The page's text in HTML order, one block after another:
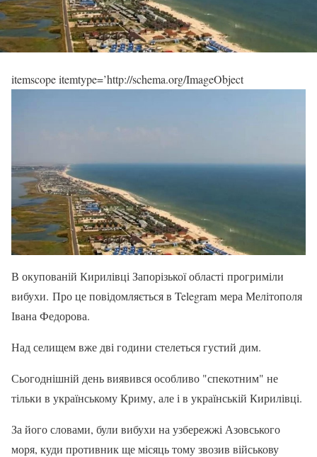
itemscope itemtype=’http://schema.org/ImageObject
В окупованій Кирилівці Запорізької області прогриміли
вибухи. Про це повідомляється в Telegram мера Мелітополя
Івана Федорова.
Над селищем вже дві години стелеться густий дим.
Сьогоднішній день виявився особливо "спекотним" не
тільки в українському Криму, але і в українській Кирилівці.
За його словами, були вибухи на узбережжі Азовського
моря, куди противник ще місяць тому звозив військову